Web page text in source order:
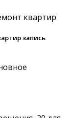
запись